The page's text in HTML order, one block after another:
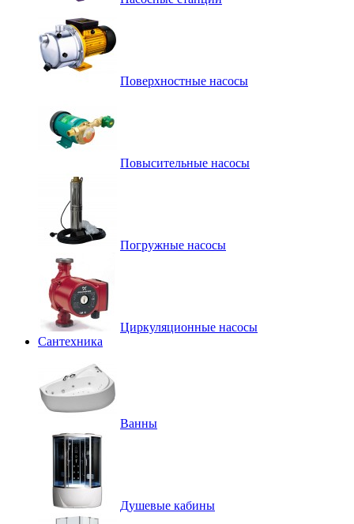
Поверхностные насосы
Повысительные насосы
Погружные насосы
Циркуляционные насосы
Сантехника
Ванны
Душевые кабины